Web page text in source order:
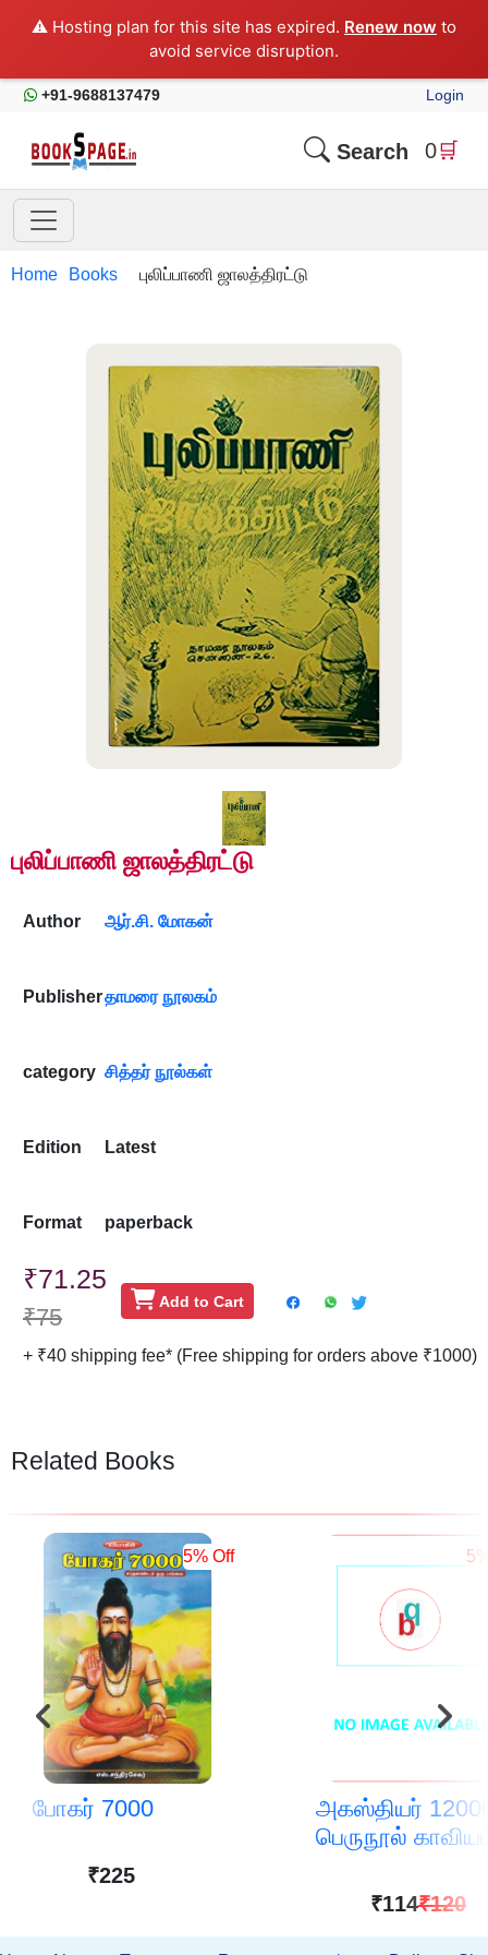
⚠️ Hosting plan for this site has expired. Renew now to
avoid service disruption.
+91-9688137479 Login
Search 0🛒
Home Books புலிப்பாணி ஜாலத்திரட்டு
1 / 3
புலிப்பாணி ஜாலத்திரட்டு
Author ஆர்.சி. மோகன்
Publisherதாமரை நூலகம்
category சித்தர் நூல்கள்
Edition Latest
Format paperback
₹71.25
₹75
Add to Cart
+ ₹40 shipping fee* (Free shipping for orders above ₹1000)
Related Books
5% Off
போகர் 7000
₹225
அகஸ்தியர்
பெருநூல்
₹114₹120